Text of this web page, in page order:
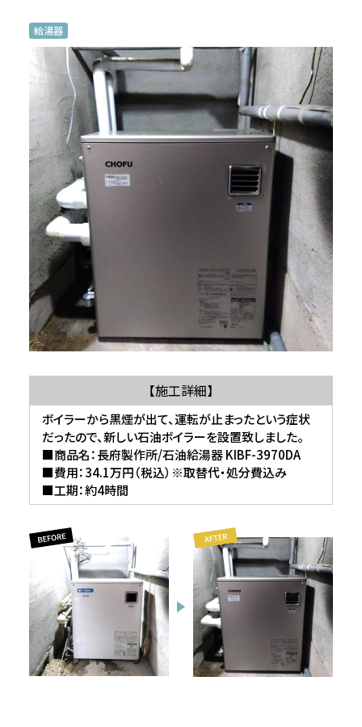
給湯器
【施工詳細】
ボイラーから黒煙が出て、運転が止まったという症状
だったので、新しい石油ボイラーを設置致しました。
■商品名：長府製作所/石油給湯器 KIBF-3970DA
■費用：34.1万円（税込）※取替代・処分費込み
■工期：約4時間